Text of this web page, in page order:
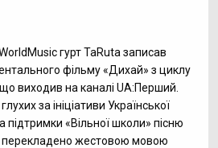
гурт TaRuta записав
фільму «Дихай» з циклу
виходив на каналі UA:Перший.
за ініціативи Української
підтримки «Вільної школи» пісню
перекладено жестовою мовою